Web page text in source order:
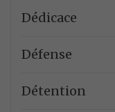
Dédicace
Défense
Détention